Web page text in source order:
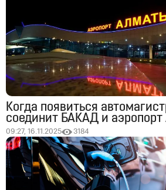
Когда появиться
соединит БАКАД и
09:27, 16.11.2025 3184